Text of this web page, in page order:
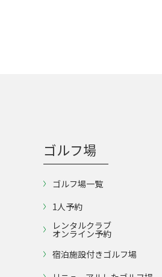
ゴルフ場
ゴルフ場一覧
1人予約
レンタルクラブ
オンライン予約
宿泊施設付きゴルフ場